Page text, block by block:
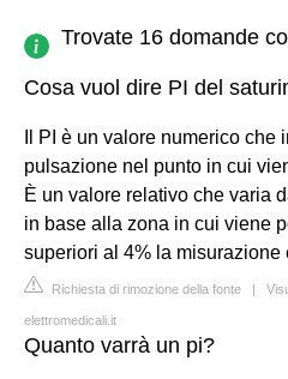
Trovate 16 domande
Cosa vuol dire PI del
Il PI è un valore numerico
pulsazione nel punto in cui
È un valore relativo che varia
in base alla zona in cui viene
superiori al 4% la misurazione
Richiesta di rimozione della fonte |
elettromedicali.it
Quanto varrà un pi?